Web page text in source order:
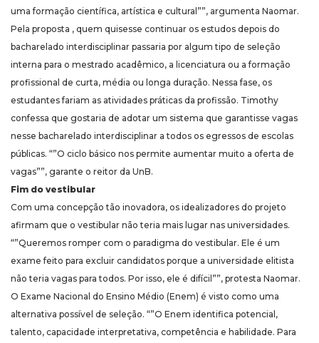
uma formação científica, artística e cultural””, argumenta Naomar.
Pela proposta , quem quisesse continuar os estudos depois do
bacharelado interdisciplinar passaria por algum tipo de seleção
interna para o mestrado acadêmico, a licenciatura ou a formação
profissional de curta, média ou longa duração. Nessa fase, os
estudantes fariam as atividades práticas da profissão. Timothy
confessa que gostaria de adotar um sistema que garantisse vagas
nesse bacharelado interdisciplinar a todos os egressos de escolas
públicas. “”O ciclo básico nos permite aumentar muito a oferta de
vagas””, garante o reitor da UnB.
Fim do vestibular
Com uma concepção tão inovadora, os idealizadores do projeto
afirmam que o vestibular não teria mais lugar nas universidades.
“”Queremos romper com o paradigma do vestibular. Ele é um
exame feito para excluir candidatos porque a universidade elitista
não teria vagas para todos. Por isso, ele é difícil””, protesta Naomar.
O Exame Nacional do Ensino Médio (Enem) é visto como uma
alternativa possível de seleção. “”O Enem identifica potencial,
talento, capacidade interpretativa, competência e habilidade. Para